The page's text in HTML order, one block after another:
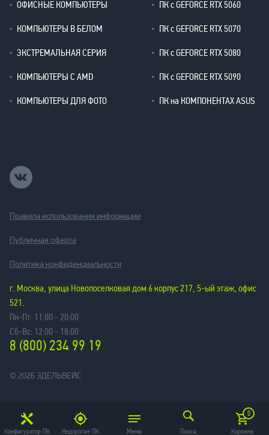
Конфигуратор ПК Недорогие ПК Поиск
0
Корзина
Меню
ОФИСНЫЕ КОМПЬЮТЕРЫ
КОМПЬЮТЕРЫ В БЕЛОМ
ЭКСТРЕМАЛЬНАЯ СЕРИЯ
КОМПЬЮТЕРЫ С AMD
КОМПЬЮТЕРЫ ДЛЯ ФОТО
ПК с GEFORCE RTX 5060
ПК с GEFORCE RTX 5070
ПК с GEFORCE RTX 5080
ПК с GEFORCE RTX 5090
ПК на КОМПОНЕНТАХ ASUS
Правила использования информации
Публичная оферта
Политика конфиденциальности
г. Москва, улица Новопоселковая дом 6 корпус 217, 5-ый этаж, офис
521.
Пн-Пт: 11:00 - 20:00
Сб-Вс: 12:00 - 18:00
8 (800) 234 99 19
© 2026 ЭДЕЛЬВЕЙС